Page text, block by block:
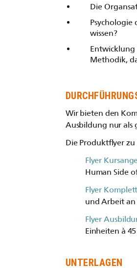
Die
Psychologie
wissen?
Methodik,
Wir bieten den
Ausbildung nur als
Die Produktflyer
Flyer
Human Side
Flyer
und Arbeit
Flyer
Einheiten à
UNTERLAGEN